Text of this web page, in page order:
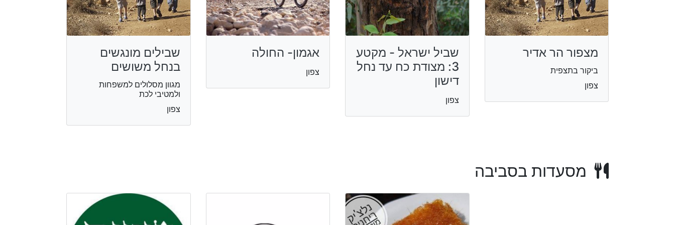
מצפור הר אדיר
ביקור בתצפית
צפון
שביל ישראל - מקטע
3: מצודת כח עד נחל
דישון
צפון
אגמון- החולה
צפון
שבילים מונגשים
בנחל משושים
מגוון מסלולים למשפחות
ולמטיבי לכת
צפון
מסעדות בסביבה